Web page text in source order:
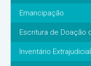
Emancipação
Escritura de Doação
Inventário Extrajudicial